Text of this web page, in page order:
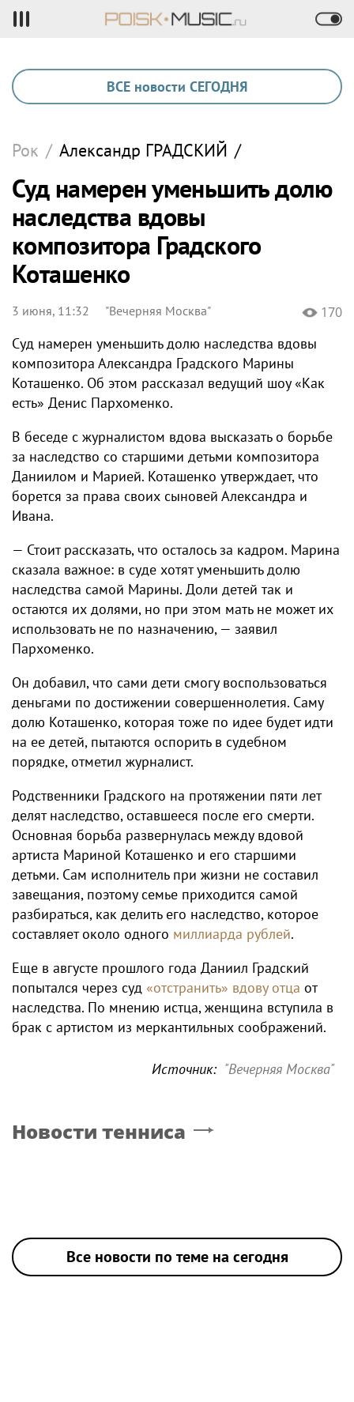
ВСЕ новости СЕГОДНЯ
Рок / Александр ГРАДСКИЙ /
Суд намерен уменьшить долю
наследства вдовы
композитора Градского
Коташенко
3 июня, 11:32 "Вечерняя Москва" 170
Суд намерен уменьшить долю наследства вдовы
композитора Александра Градского Марины
Коташенко. Об этом рассказал ведущий шоу «Как
есть» Денис Пархоменко.
В беседе с журналистом вдова высказать о борьбе
за наследство со старшими детьми композитора
Даниилом и Марией. Коташенко утверждает, что
борется за права своих сыновей Александра и
Ивана.
— Стоит рассказать, что осталось за кадром. Марина
сказала важное: в суде хотят уменьшить долю
наследства самой Марины. Доли детей так и
остаются их долями, но при этом мать не может их
использовать не по назначению, — заявил
Пархоменко.
Он добавил, что сами дети смогу воспользоваться
деньгами по достижении совершеннолетия. Саму
долю Коташенко, которая тоже по идее будет идти
на ее детей, пытаются оспорить в судебном
порядке, отметил журналист.
Родственники Градского на протяжении пяти лет
делят наследство, оставшееся после его смерти.
Основная борьба развернулась между вдовой
артиста Мариной Коташенко и его старшими
детьми. Сам исполнитель при жизни не составил
завещания, поэтому семье приходится самой
разбираться, как делить его наследство, которое
составляет около одного миллиарда рублей.
Еще в августе прошлого года Даниил Градский
попытался через суд «отстранить» вдову отца от
наследства. По мнению истца, женщина вступила в
брак с артистом из меркантильных соображений.
Источник: "Вечерняя Москва"
Новости тенниса
Все новости по теме на сегодня